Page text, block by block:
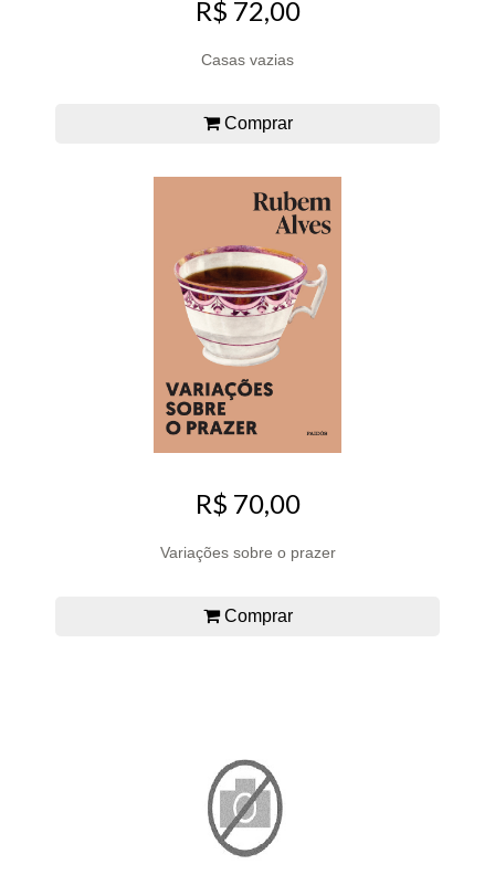
R$ 72,00
Casas vazias
Comprar
R$ 70,00
Variações sobre o prazer
Comprar